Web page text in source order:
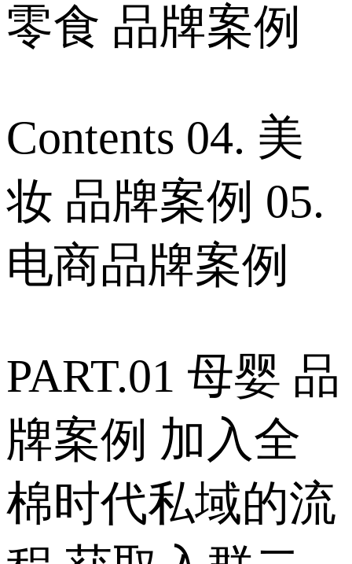
零食 品牌案例
Contents 04. 美
妆 品牌案例 05.
电商品牌案例
PART.01 母婴 品
牌案例 加入全
棉时代私域的流